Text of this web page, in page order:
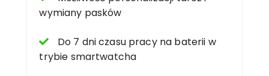
wymiany pasków
Do 7 dni czasu pracy na baterii w
trybie smartwatcha